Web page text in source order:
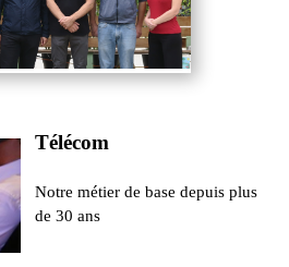
Télécom
Notre métier de base depuis plus
de 30 ans